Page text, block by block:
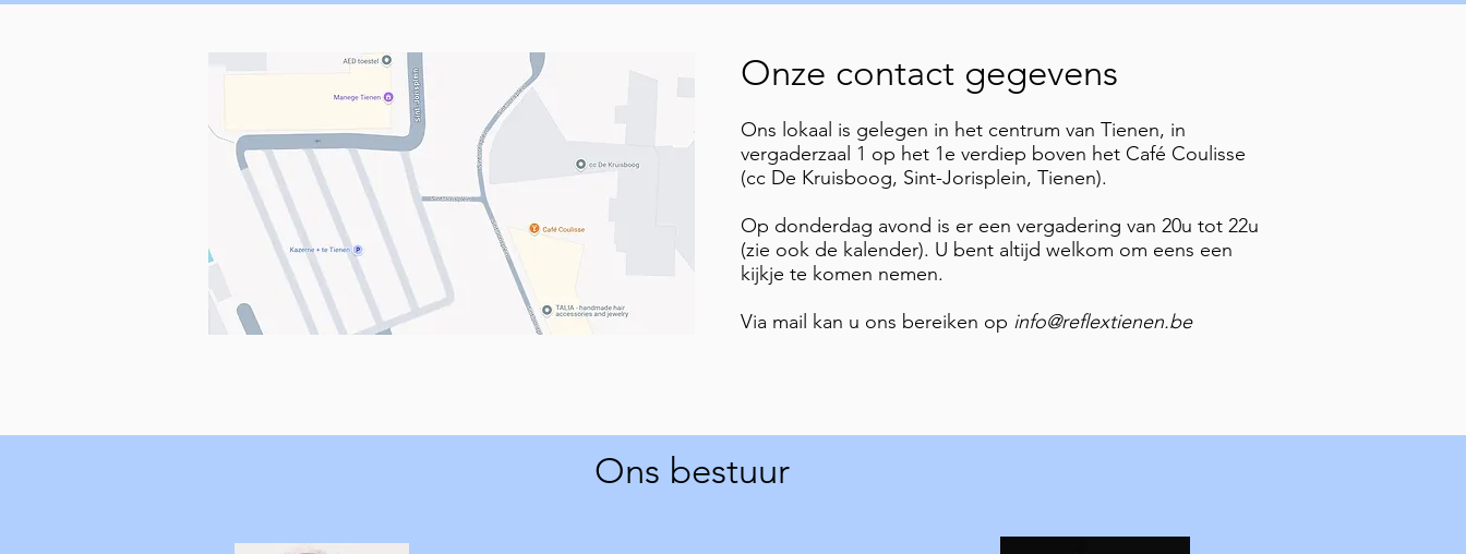
Onze contact gegevens
Ons lokaal is gelegen in het centrum van Tienen, in
vergaderzaal 1 op het 1e verdiep boven het Café Coulisse
(cc De Kruisboog, Sint-Jorisplein, Tienen).
Op donderdag avond is er een vergadering van 20u tot 22u
(zie ook de kalender). U bent altijd welkom om eens een
kijkje te komen nemen.
Via mail kan u ons bereiken op info@reflextienen.be
Ons bestuur